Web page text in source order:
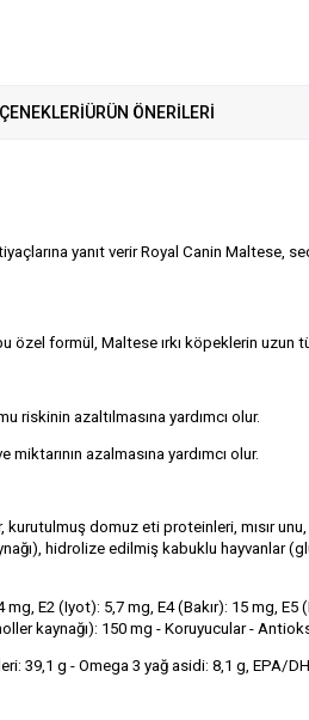
ÜRÜN ÖNERILERI
yanıt verir Royal Canin Maltese,
formül, Maltese ırkı köpeklerin uzun
riskinin azaltılmasına yardımcı olur.
azalmasına yardımcı olur.
domuz eti proteinleri, mısır
hidrolize edilmiş kabuklu hayvanlar
E2 (Iyot): 5,7 mg, E4 (Bakır): 15 mg,
kaynağı): 150 mg - Koruyucular -
39,1 g - Omega 3 yağ asidi: 8,1 g, EPA/